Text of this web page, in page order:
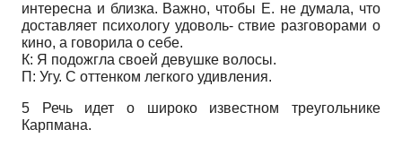
интересна и близка. Важно, чтобы Е. не думала, что
доставляет психологу удоволь- ствие разговорами о
кино, а говорила о себе.
К: Я подожгла своей девушке волосы.
П: Угу. С оттенком легкого удивления.
5 Речь идет о широко известном треугольнике
Карпмана.